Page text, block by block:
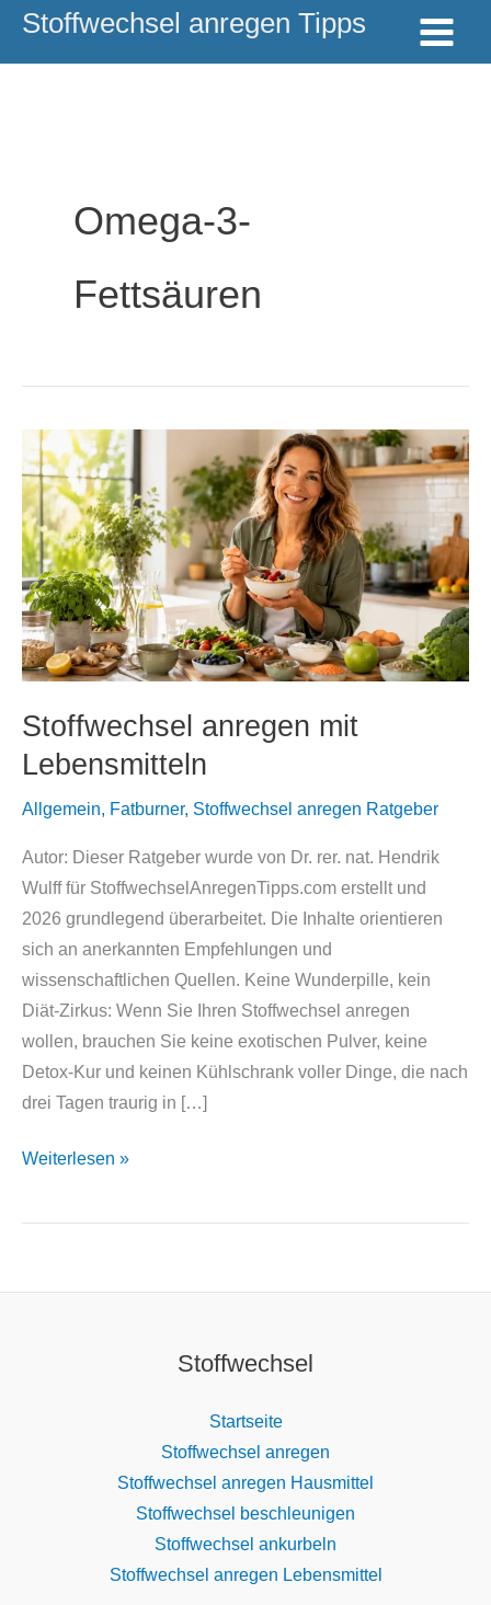
ZumStoffwechsel anregen Tipps
Omega-3-
Fettsäuren
Stoffwechsel anregen mit
Lebensmitteln
Allgemein, Fatburner, Stoffwechsel anregen Ratgeber
Autor: Dieser Ratgeber wurde von Dr. rer. nat. Hendrik
Wulff für StoffwechselAnregenTipps.com erstellt und
2026 grundlegend überarbeitet. Die Inhalte orientieren
sich an anerkannten Empfehlungen und
wissenschaftlichen Quellen. Keine Wunderpille, kein
Diät-Zirkus: Wenn Sie Ihren Stoffwechsel anregen
wollen, brauchen Sie keine exotischen Pulver, keine
Detox-Kur und keinen Kühlschrank voller Dinge, die nach
drei Tagen traurig in […]
Stoffwechsel
mit
Weiterlesen »
Stoffwechsel
Startseite
Stoffwechsel anregen
Stoffwechsel anregen Hausmittel
Stoffwechsel beschleunigen
Stoffwechsel ankurbeln
Stoffwechsel anregen Lebensmittel